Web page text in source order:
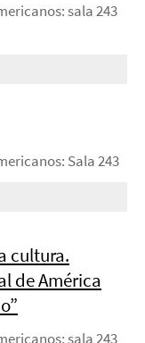
sala 243
Sala 243
cultura.
de América
sala 243